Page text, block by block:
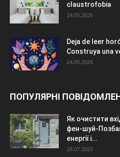
claustrofobia
24.05.2026
Deja de leer
Construya una
24.05.2026
ПОПУЛЯРНІ
Як очистити
фен-шуй-
енергії і...
28.07.2025